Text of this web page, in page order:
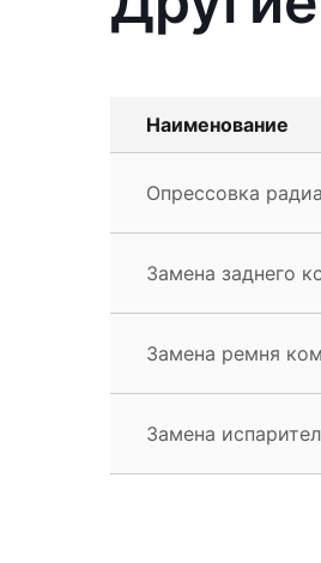
Наименование
Опрессовка
Замена заднего
Замена ремня
Замена